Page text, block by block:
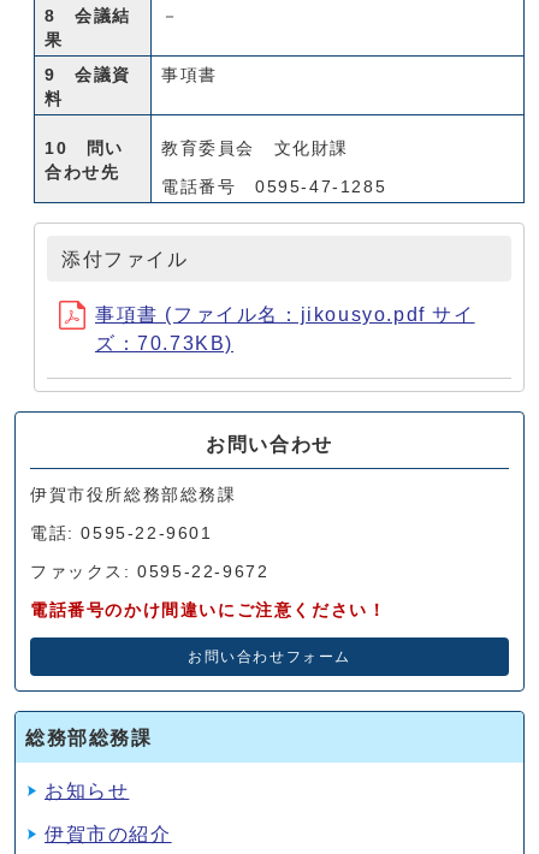
8 会議結
果
－
9 会議資
料
事項書
10 問い
合わせ先
教育委員会 文化財課
電話番号 0595-47-1285
添付ファイル
事項書 (ファイル名：jikousyo.pdf サイ
ズ：70.73KB)
お問い合わせ
伊賀市役所総務部総務課
電話: 0595-22-9601
ファックス: 0595-22-9672
電話番号のかけ間違いにご注意ください！
お問い合わせフォーム
総務部総務課
お知らせ
伊賀市の紹介